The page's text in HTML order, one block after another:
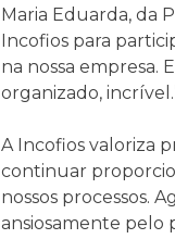
Maria Eduarda, da
Incofios para
na nossa empresa.
organizado,
A Incofios valoriza
continuar
nossos processos.
ansiosamente pelo